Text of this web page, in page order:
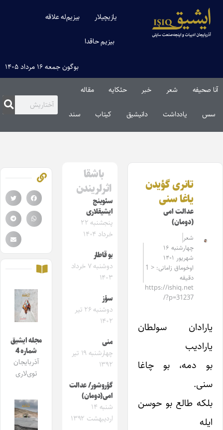
یازیچیلار بیزیم‌له علاقه
بیزیم حاقدا
بوگون جمعه ۱۶ مرداد ۱۴۰۵
آنا صحیفه شعر خبر حئکایه مقاله‌
سس یادداشت دانیشیق کیتاب سند
تانری گؤیدن
یاغا سنی
عدالت امی
(دومان)
شعر
چهارشنبه ۱۶
شهریور ۱۴۰۱
اوخوماق زامانی: < 1
دقیقه
https://ishiq.net
/?p=31237
یارادان سولطان
یارادیب
بو دمه، بو چاغا
سنی.
بلکه طالع بو حوسن
ایله
باشقا
اثرلریندن
سئوینج
ایشیقلاری
پنجشنبه ۲۲
خرداد ۱۴۰۴
بو قاطار
دوشنبه ۷ خرداد
۱۴۰۳
سؤز
دوشنبه ۲۶ تیر
۱۴۰۲
منی
چهارشنبه ۱۹ تیر
۱۳۹۲
گؤروشور/ عدالت
امی(دومان)
شنبه ۱۴
اردیبهشت ۱۳۹۲
مجله ایشیق
شماره 4
آذربایجان
توی‌لاری